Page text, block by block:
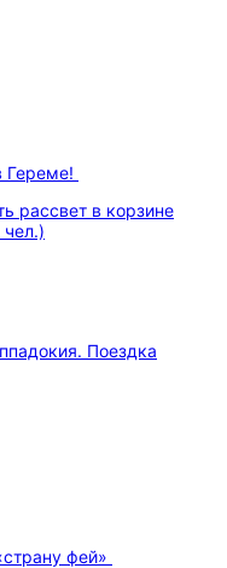
Гереме!
рассвет в корзине
фей»